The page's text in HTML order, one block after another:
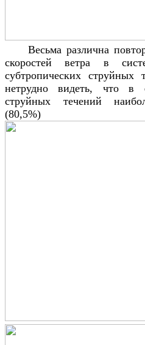
Весьма различна
скоростей ветра в
субтропических
нетрудно видеть, что в
струйных течений
(80,5%)